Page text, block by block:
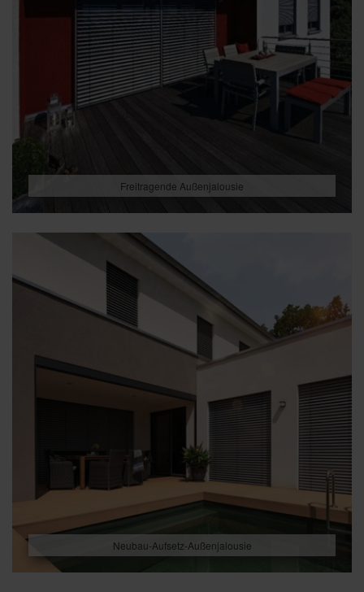
Freitragende Außenjalousie
Neubau-Aufsetz-Außenjalousie